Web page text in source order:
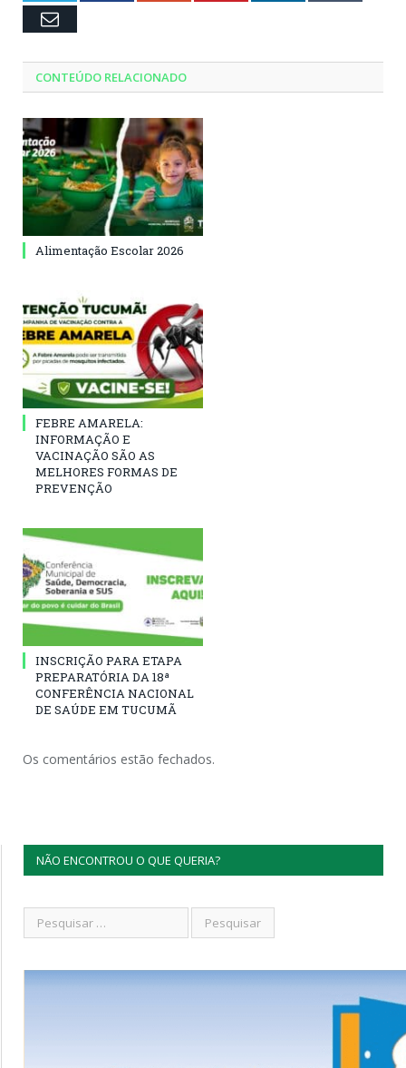
Email
CONTEÚDO RELACIONADO
Alimentação Escolar 2026
FEBRE AMARELA:
INFORMAÇÃO E
VACINAÇÃO SÃO AS
MELHORES FORMAS DE
PREVENÇÃO
INSCRIÇÃO PARA ETAPA
PREPARATÓRIA DA 18ª
CONFERÊNCIA NACIONAL
DE SAÚDE EM TUCUMÃ
Os comentários estão fechados.
NÃO ENCONTROU O QUE QUERIA?